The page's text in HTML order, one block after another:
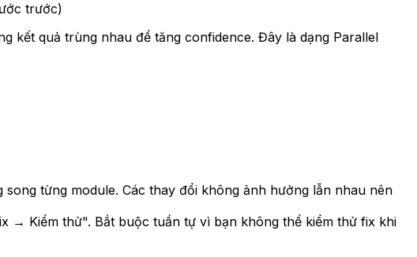
trước)
kết quả trùng nhau để tăng confidence. Đây là dạng Parallel
từng module. Các thay đổi không ảnh hưởng lẫn nhau nên
→ Kiểm thử". Bắt buộc tuần tự vì bạn không thể kiểm thử fix khi